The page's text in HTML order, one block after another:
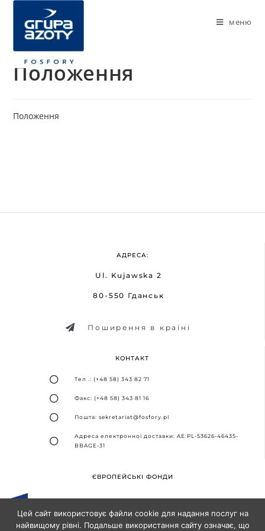
меню
Положення
Положення
АДРЕСА:
Ul. Kujawska 2
80-550 Гданськ
Поширення в країні
КОНТАКТ
Тел .: (+48 58) 343 82 71
Факс: (+48 58) 343 81 16
Пошта: sekretariat@fosfory.pl
Адреса електронної доставки: AE:PL-53626-46435-
BBAGE-31
ЄВРОПЕЙСЬКІ ФОНДИ
Цей сайт використовує файли cookie для надання послуг на
найвищому рівні. Подальше використання сайту означає, що